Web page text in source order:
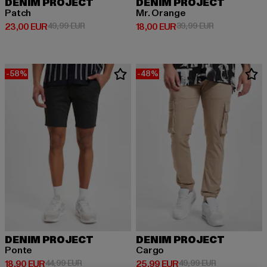
DENIM PROJECT
Patch
23,00 EUR
Derzeitiger Preis: 23,00 EUR
49,99 EURAktionspreis: 49,99 EUR
DENIM PROJECT
Mr. Orange
18,00 EUR
Derzeitiger Preis: 18,00 EUR
39,99 EURAktionspreis:
-58%
DENIM PROJECT
Ponte
18,90 EUR
Derzeitiger Preis: 18,90 EUR
44,99 EURAktionspreis: 44,99 EUR
-48%
DENIM PROJECT
Cargo
25,99 EUR
Derzeitiger Preis: 25,99 EUR
49,99 EURAktionspreis: